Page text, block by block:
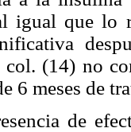
igual que lo
(14) no
6 meses de
de